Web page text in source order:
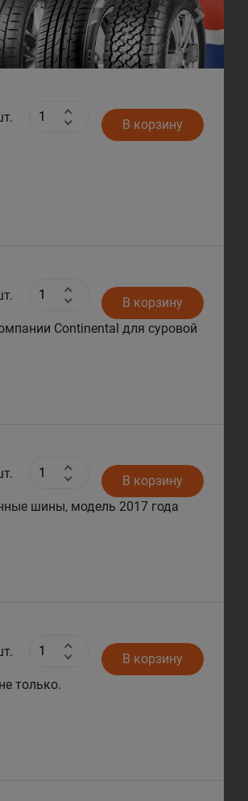
Next
В корзину
В корзину
Continental для суровой
В корзину
шины, модель 2017 года
В корзину
только.